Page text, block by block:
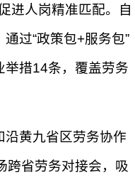
进人岗精准匹配。自
过“政策包+服务包”
举措14条，覆盖劳务
黄九省区劳务协作
跨省劳务对接会，吸